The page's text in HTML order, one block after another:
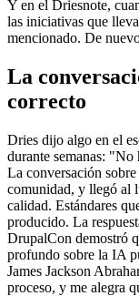
Y en el Driesnote,
las iniciativas que
mencionado. De
La
correcto
Dries dijo algo en el
durante semanas: "No
La conversación
comunidad, y llegó al
calidad. Estándares
producido. La
DrupalCon demostró
profundo sobre la IA
James Jackson
proceso, y me alegra